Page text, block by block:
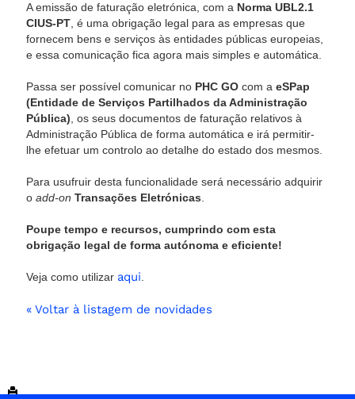
A emissão de faturação eletrónica, com a Norma UBL2.1
CIUS-PT , é uma obrigação legal para as empresas que
fornecem bens e serviços às entidades públicas europeias,
e essa comunicação fica agora mais simples e automática.
Passa ser possível comunicar no PHC GO com a eSPap
(Entidade de Serviços Partilhados da Administração
Pública) , os seus documentos de faturação relativos à
Administração Pública de forma automática e irá permitir-
lhe efetuar um controlo ao detalhe do estado dos mesmos.
Para usufruir desta funcionalidade será necessário adquirir
o add-on Transações Eletrónicas
Poupe tempo e recursos, cumprindo com esta
obrigação legal de forma autónoma e eficiente!
Veja como utilizar aqui
« Voltar à listagem de novidades